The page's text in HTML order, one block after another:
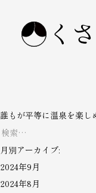
誰もが平等に温泉を楽
検
索:
月別アーカイブ:
2024年9月
2024年8月